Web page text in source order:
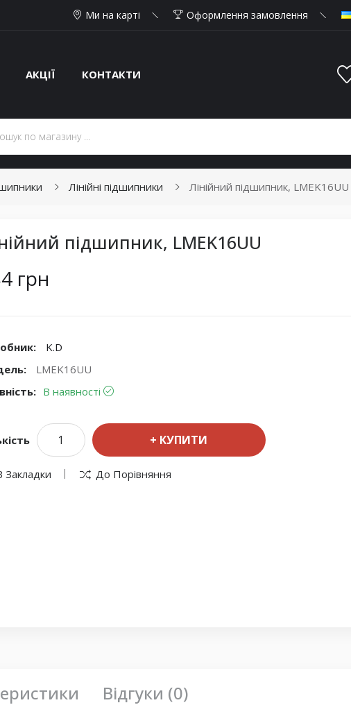
Ми на карті Оформлення замовлення
АКЦІЇ КОНТАКТИ
Лінійні підшипники Лінійний підшипник, LMEK16UU
підшипник, LMEK16UU
грн
K.D
LMEK16UU
В наявності
КУПИТИ
Закладки До Порівняння
Відгуки (0)